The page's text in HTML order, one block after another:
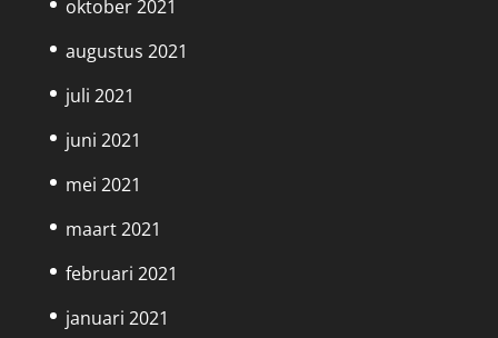
oktober 2021
augustus 2021
juli 2021
juni 2021
mei 2021
maart 2021
februari 2021
januari 2021